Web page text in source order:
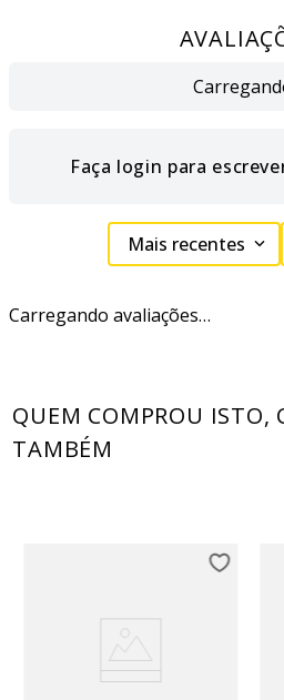
Faça login para
Mais recentes
Carregando avaliações…
QUEM COMPROU ISTO,
TAMBÉM